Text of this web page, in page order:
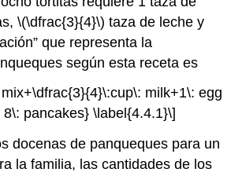
\(\dfrac{3}{4}\) taza de leche y
que representa la
según esta receta es
milk+1\: egg
pancakes} \label{4.4.1}\]
docenas de panqueques para un
la familia, las cantidades de los